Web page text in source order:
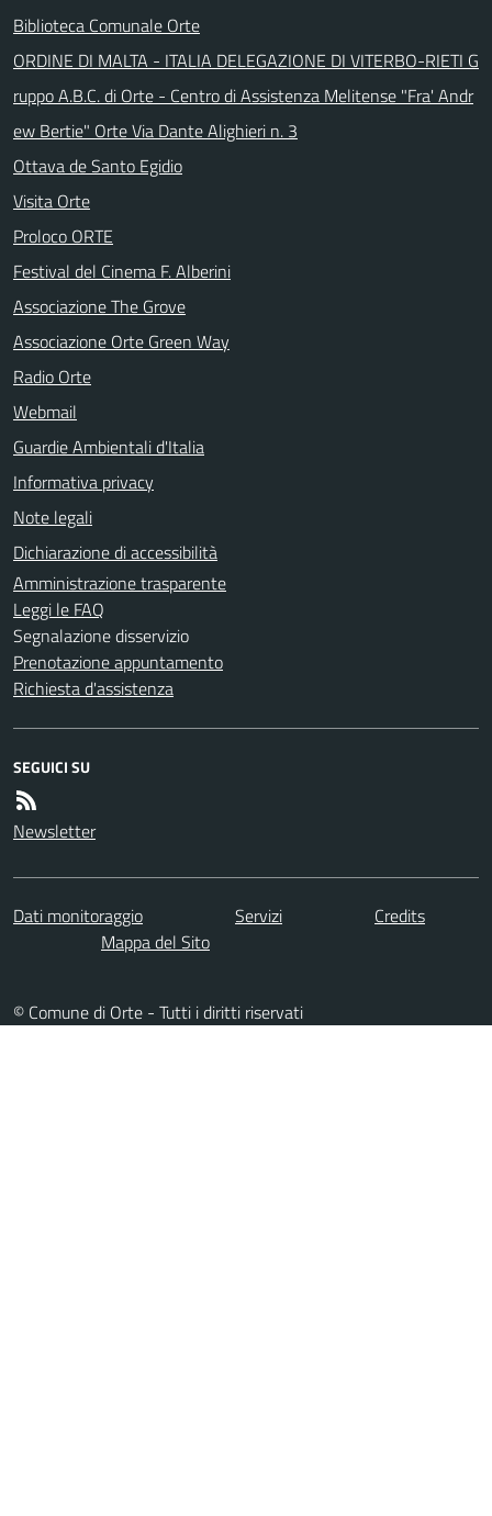
Biblioteca Comunale Orte
ORDINE DI MALTA - ITALIA DELEGAZIONE DI VITERBO-RIETI G
ruppo A.B.C. di Orte - Centro di Assistenza Melitense "Fra' Andr
ew Bertie" Orte Via Dante Alighieri n. 3
Ottava de Santo Egidio
Visita Orte
Proloco ORTE
Festival del Cinema F. Alberini
Associazione The Grove
Associazione Orte Green Way
Radio Orte
Webmail
Guardie Ambientali d'Italia
Informativa privacy
Note legali
Dichiarazione di accessibilità
Amministrazione trasparente
Leggi le FAQ
Segnalazione disservizio
Prenotazione appuntamento
Richiesta d'assistenza
SEGUICI SU
Newsletter
Dati monitoraggio Servizi
Credits
Mappa del Sito
© Comune di Orte - Tutti i diritti riservati